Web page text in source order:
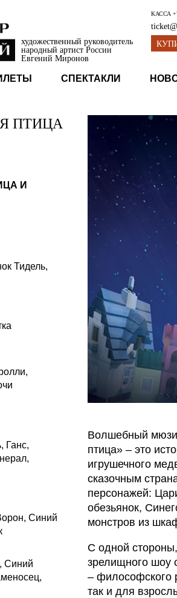
художественный руководитель
народный артист России
Евгений Миронов
КАССА
СПЕКТАКЛИ
ПТИЦА
И
Тидель,
Ганс,
Синий
Синий
Волшебный
птица» – это
игрушечного
сказочным
персонажей:
обезьянок,
монстров из
С одной
зрелищного шоу
– философского
так и для